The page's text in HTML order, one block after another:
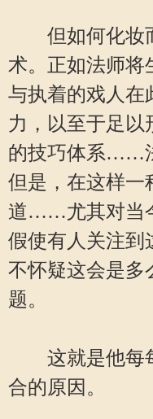
但如何化妆
术。正如法师将
与执着的戏人在
力，以至于足以
的技巧体系……
但是，在这样一
道……尤其对当
假使有人关注到
不怀疑这会是多
题。
这就是他每
合的原因。